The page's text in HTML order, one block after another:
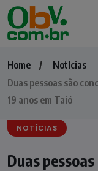
Home
Notícias
Duas pessoas são
19 anos em Taió
NOTÍCIAS
Duas